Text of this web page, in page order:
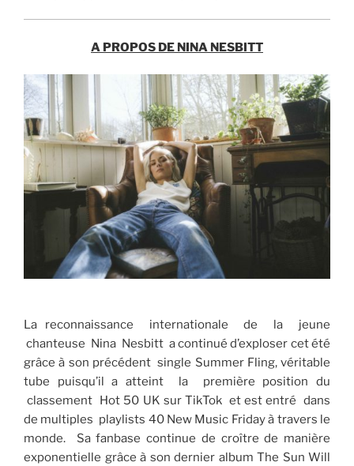
A PROPOS DE NINA NESBITT
La reconnaissance internationale de la jeune
chanteuse Nina Nesbitt a continué d’exploser cet été
grâce à son précédent single Summer Fling, véritable
tube puisqu’il a atteint la première position du
classement Hot 50 UK sur TikTok et est entré dans
de multiples playlists 40 New Music Friday à travers le
monde. Sa fanbase continue de croître de manière
exponentielle grâce à son dernier album The Sun Will